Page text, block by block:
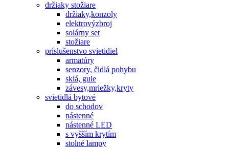
držiaky stožiare
držiaky,konzoly
elektrovýzbroj
solárny set
stožiare
príslušenstvo svietidiel
armatúry
senzory, čidlá pohybu
sklá, gule
závesy,mriežky,kryty
svietidlá bytové
do schodov
nástenné
nástenné LED
s vyšším krytím
stolné lampy